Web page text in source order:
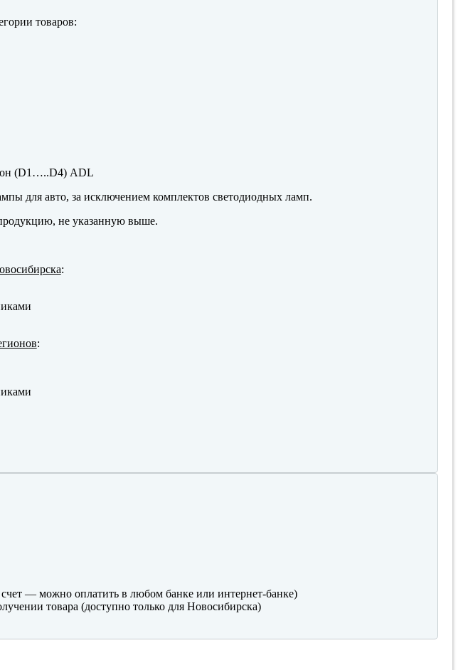
товаров:
(D1…..D4) ADL
для авто, за исключением комплектов светодиодных ламп.
не указанную выше.
:
:
— можно оплатить в любом банке или интернет-банке)
товара (доступно только для Новосибирска)